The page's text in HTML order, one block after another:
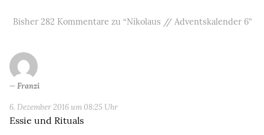
Bisher 282 Kommentare zu “Nikolaus // Adventskalender 6”
Franzi
6. Dezember 2016 um 08:25 Uhr
Essie und Rituals